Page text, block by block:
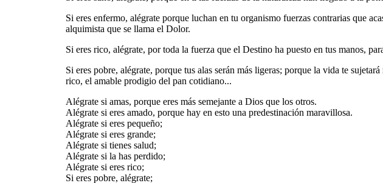
Si eres enfermo, alégrate porque luchan en tu organismo fuerzas contrarias que
alquimista que se llama el Dolor.
Si eres rico, alégrate, por toda la fuerza que el Destino ha puesto en tus manos,
Si eres pobre, alégrate, porque tus alas serán más ligeras; porque la vida te
rico, el amable prodigio del pan cotidiano...
Alégrate si amas, porque eres más semejante a Dios que los otros.
Alégrate si eres amado, porque hay en esto una predestinación maravillosa.
Alégrate si eres pequeño;
Alégrate si eres grande;
Alégrate si tienes salud;
Alégrate si la has perdido;
Alégrate si eres rico;
Si eres pobre, alégrate;